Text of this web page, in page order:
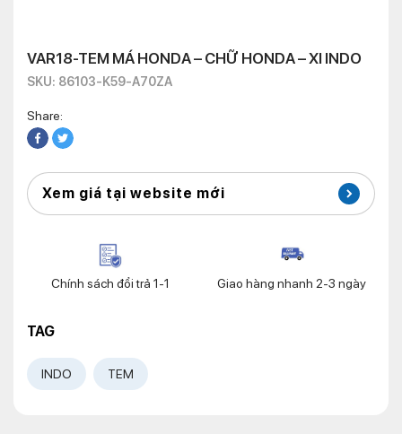
VAR18-TEM MÁ HONDA – CHỮ HONDA – XI INDO
SKU: 86103-K59-A70ZA
Share:
Xem giá tại website mới
Chính sách đổi trả 1-1 Giao hàng nhanh 2-3 ngày
TAG
INDO TEM